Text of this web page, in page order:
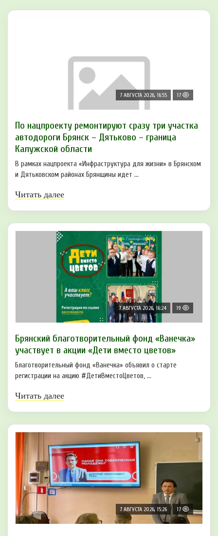
7 АВГУСТА 2026, 16:55 17
По нацпроекту ремонтируют сразу три участка
автодороги Брянск – Дятьково – граница
Калужской области
В рамках нацпроекта «Инфраструктура для жизни» в Брянском
и Дятьковском районах Брянщины идет ...
Читать далее
7 АВГУСТА 2026, 16:24 19
Брянский благотворительный фонд «Ванечка»
участвует в акции «Дети вместо цветов»
Благотворительный фонд «Ванечка» объявил о старте
регистрации на акцию #ДетиВместоЦветов, ...
Читать далее
7 АВГУСТА 2026, 15:26 17